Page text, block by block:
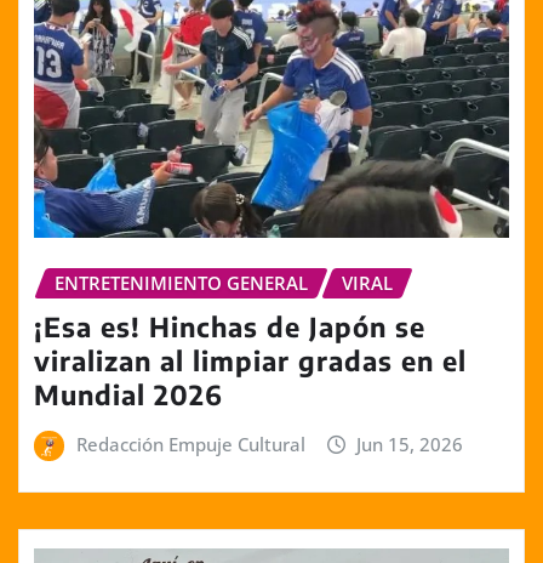
ENTRETENIMIENTO GENERAL VIRAL
¡Esa es! Hinchas de Japón se
viralizan al limpiar gradas en el
Mundial 2026
Redacción Empuje Cultural Jun 15, 2026